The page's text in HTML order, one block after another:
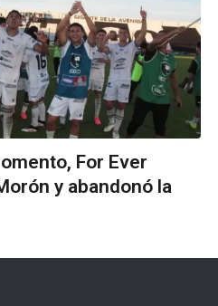
For Ever
y abandonó la